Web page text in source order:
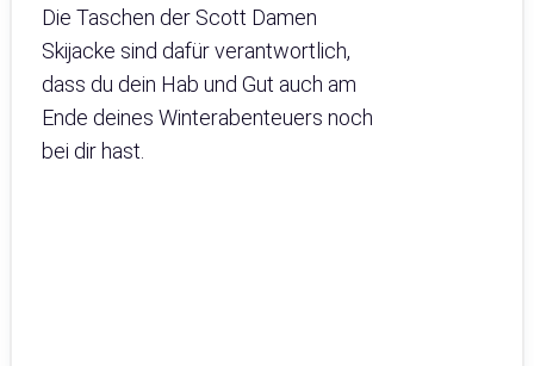
Die Taschen der Scott Damen
Skijacke sind dafür verantwortlich,
dass du dein Hab und Gut auch am
Ende deines Winterabenteuers noch
bei dir hast.